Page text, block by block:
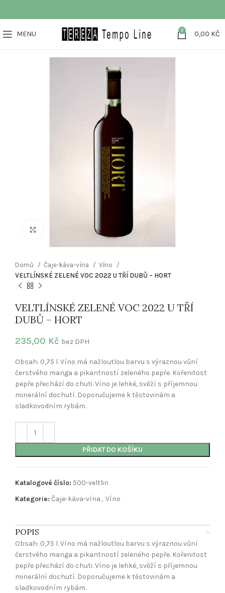
MENU 0 0,00 KČ
Klikněte pro zvětšení
Domů Čaje-káva-vína
Víno
VELTLÍNSKÉ ZELENÉ VOC 2022 U TŘÍ DUBŮ – HORT
VELTLÍNSKÉ ZELENÉ VOC 2022 U TŘÍ
DUBŮ – HORT
235,00 Kč bez DPH
Obsah: 0,75 l. Víno má nažloutlou barvu s výraznou vůní
čerstvého manga a pikantností zeleného pepře. Kořenitost
pepře přechází do chuti. Víno je lehké, svěží s příjemnou
minerální dochutí. Doporučujeme k těstovinám a
sladkovodním rybám.
PŘIDAT DO KOŠÍKU
Katalogové číslo: 500-veltlin
Kategorie: Čaje-káva-vína , Víno
POPIS
Obsah: 0,75 l. Víno má nažloutlou barvu s výraznou vůní
čerstvého manga a pikantností zeleného pepře. Kořenitost
pepře přechází do chuti. Víno je lehké, svěží s příjemnou
minerální dochutí. Doporučujeme k těstovinám a
sladkovodním rybám.